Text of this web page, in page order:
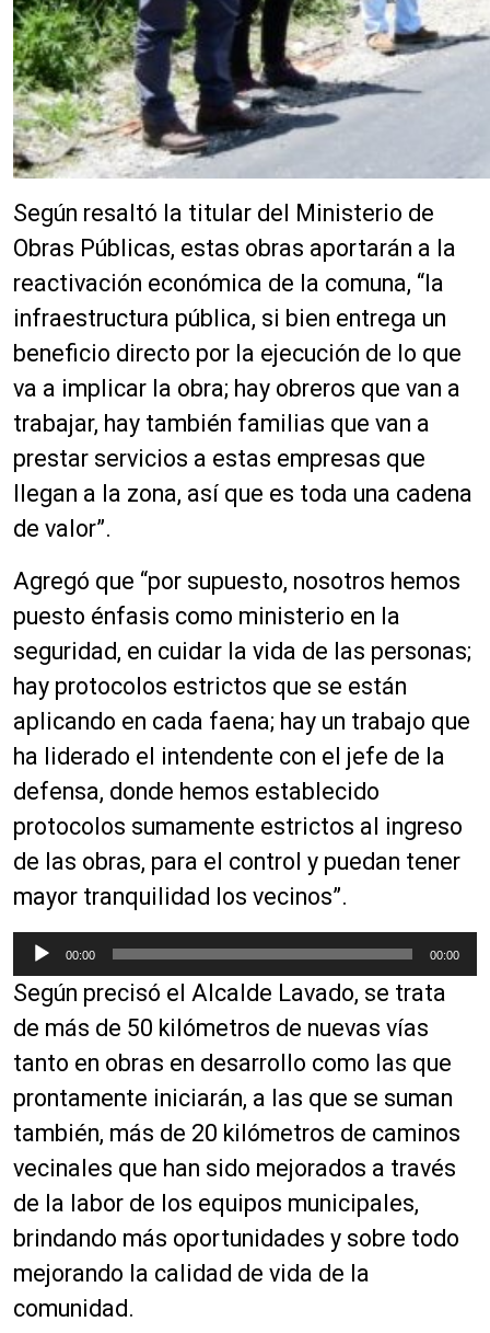
Según resaltó la titular del Ministerio de
Obras Públicas, estas obras aportarán a la
reactivación económica de la comuna, “la
infraestructura pública, si bien entrega un
beneficio directo por la ejecución de lo que
va a implicar la obra; hay obreros que van a
trabajar, hay también familias que van a
prestar servicios a estas empresas que
llegan a la zona, así que es toda una cadena
de valor”.
Agregó que “por supuesto, nosotros hemos
puesto énfasis como ministerio en la
seguridad, en cuidar la vida de las personas;
hay protocolos estrictos que se están
aplicando en cada faena; hay un trabajo que
ha liderado el intendente con el jefe de la
defensa, donde hemos establecido
protocolos sumamente estrictos al ingreso
de las obras, para el control y puedan tener
mayor tranquilidad los vecinos”.
e
p
r
o
d
u
c
o
r
d
a
u
00:00 00:00
Según precisó el Alcalde Lavado, se trata
de más de 50 kilómetros de nuevas vías
tanto en obras en desarrollo como las que
prontamente iniciarán, a las que se suman
también, más de 20 kilómetros de caminos
vecinales que han sido mejorados a través
de la labor de los equipos municipales,
brindando más oportunidades y sobre todo
mejorando la calidad de vida de la
comunidad.